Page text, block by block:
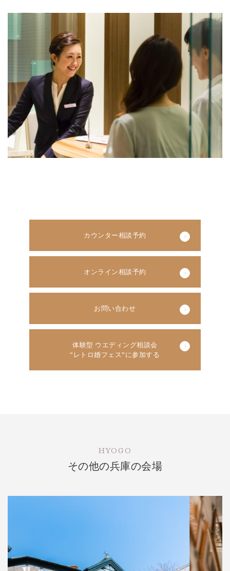
カウンター相談予約
オンライン相談予約
お問い合わせ
体験型 ウエディング相談会
“レトロ婚フェス”に参加する
HYOGO
その他の兵庫の会場